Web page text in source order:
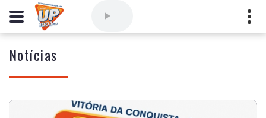
marioborim@radioupconquista.com.br
Notícias